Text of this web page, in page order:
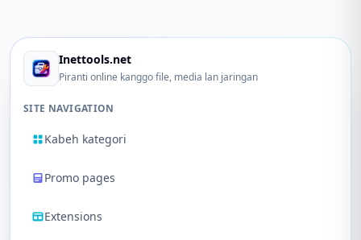
Inettools.net
Piranti online kanggo file, media lan jaringan
SITE NAVIGATION
Kabeh kategori
Promo pages
Extensions